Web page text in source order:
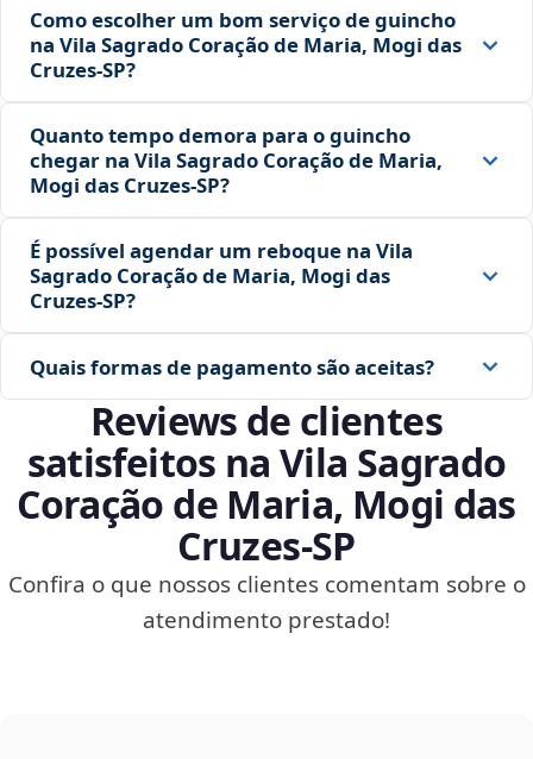
Como escolher um bom serviço de guincho
na Vila Sagrado Coração de Maria, Mogi das
Cruzes‑SP?
Quanto tempo demora para o guincho
chegar na Vila Sagrado Coração de Maria,
Mogi das Cruzes‑SP?
É possível agendar um reboque na Vila
Sagrado Coração de Maria, Mogi das
Cruzes‑SP?
Quais formas de pagamento são aceitas?
Reviews de clientes
satisfeitos na Vila Sagrado
Coração de Maria, Mogi das
Cruzes‑SP
Confira o que nossos clientes comentam sobre o
atendimento prestado!